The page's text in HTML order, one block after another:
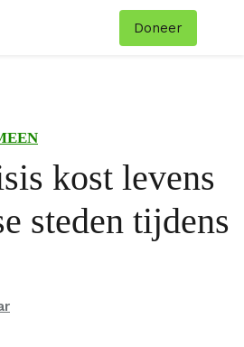
Doneer
kost levens
steden tijdens